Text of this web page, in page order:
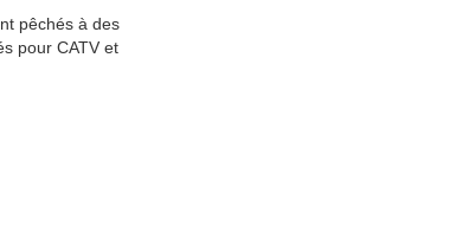
pêchés à des
pour CATV et